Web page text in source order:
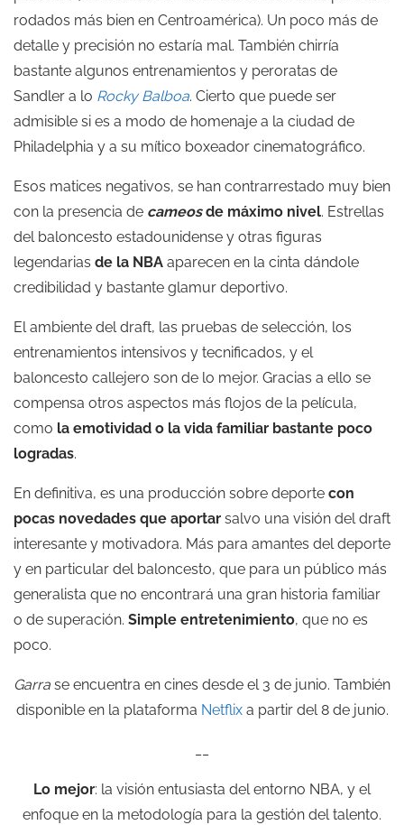
rodados más bien en Centroamérica). Un poco más de
detalle y precisión no estaría mal. También chirría
bastante algunos entrenamientos y peroratas de
Sandler a lo Rocky Balboa. Cierto que puede ser
admisible si es a modo de homenaje a la ciudad de
Philadelphia y a su mítico boxeador cinematográfico.
Esos matices negativos, se han contrarrestado muy bien
con la presencia de cameosde máximo nivel. Estrellas
del baloncesto estadounidense y otras figuras
legendarias de la NBA aparecen en la cinta dándole
credibilidad y bastante glamur deportivo.
El ambiente del draft, las pruebas de selección, los
entrenamientos intensivos y tecnificados, y el
baloncesto callejero son de lo mejor. Gracias a ello se
compensa otros aspectos más flojos de la película,
como la emotividad o la vida familiar bastante poco
logradas.
En definitiva, es una producción sobre deporte con
pocas novedades que aportar salvo una visión del draft
interesante y motivadora. Más para amantes del deporte
y en particular del baloncesto, que para un público más
generalista que no encontrará una gran historia familiar
o de superación. Simple entretenimiento, que no es
poco.
Garra se encuentra en cines desde el 3 de junio. También
disponible en la plataforma Netflixa partir del 8 de junio.
Lo mejor: la visión entusiasta del entorno NBA, y el
enfoque en la metodología para la gestión del talento.